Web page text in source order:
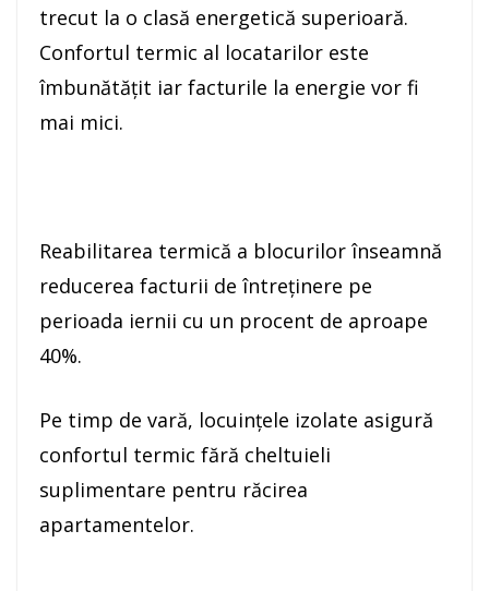
trecut la o clasă energetică superioară.
Confortul termic al locatarilor este
îmbunătățit iar facturile la energie vor fi
mai mici.
Reabilitarea termică a blocurilor înseamnă
reducerea facturii de întreţinere pe
perioada iernii cu un procent de aproape
40%.
Pe timp de vară, locuinţele izolate asigură
confortul termic fără cheltuieli
suplimentare pentru răcirea
apartamentelor.